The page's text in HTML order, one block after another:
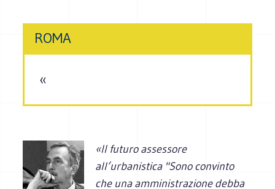
ROMA
«
«Il futuro assessore
all’urbanistica "Sono convinto
che una amministrazione debba